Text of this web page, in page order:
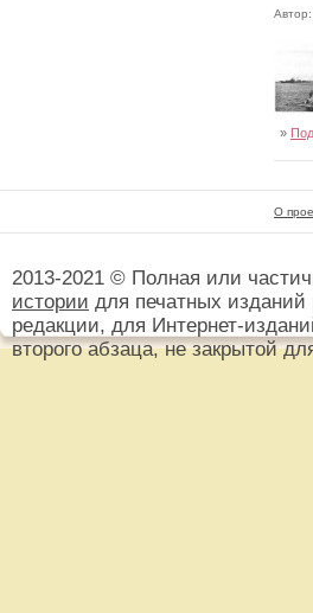
Автор:
»
О
2013-2021 © Полная или
истории для печатных изданий
редакции, для Интернет-
второго абзаца, не закрытой